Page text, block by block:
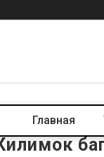
Главная